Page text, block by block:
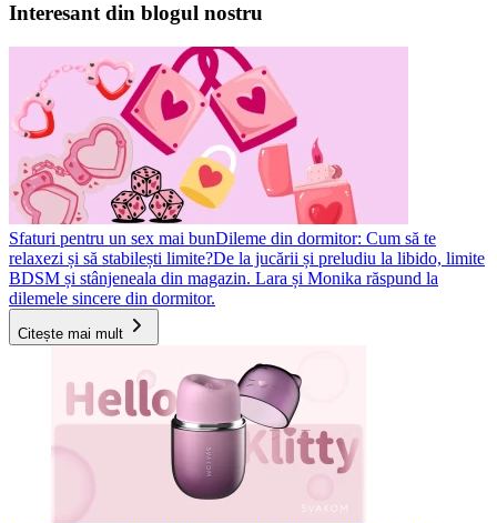
Interesant din blogul nostru
Sfaturi pentru un sex mai bunDileme din dormitor: Cum să te
relaxezi și să stabilești limite?De la jucării și preludiu la libido, limite
BDSM și stânjeneala din magazin. Lara și Monika răspund la
dilemele sincere din dormitor.
Citește mai mult